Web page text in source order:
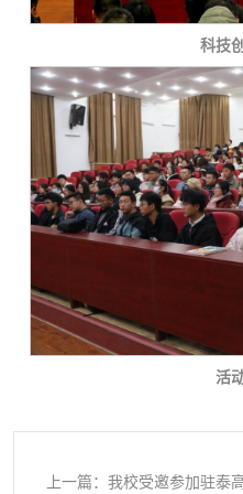
科技
活
上一篇：我校受邀参加驻泰